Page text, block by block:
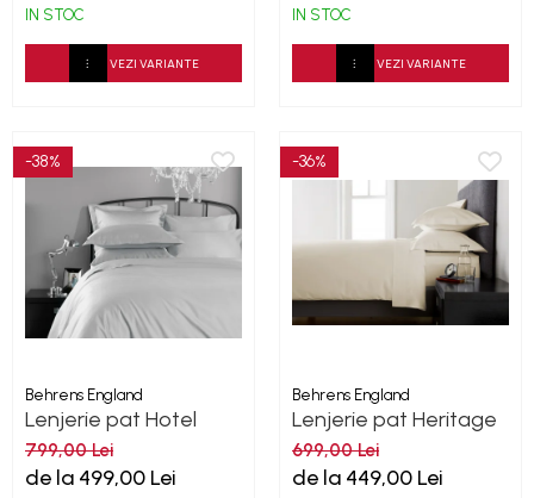
IN STOC
VEZI VARIANTE
IN STOC
VEZI VARIANTE
-38%
Behrens England
Lenjerie pat Hotel
living -Ice Grey 600TC
799,00 Lei
de la 499,00 Lei
-36%
Behrens England
Lenjerie pat Heritage
Ivory Bumbac 600TC
699,00 Lei
de la 449,00 Lei